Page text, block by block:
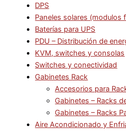
DPS
Paneles solares (modulos
Baterías para UPS
PDU – Distribución de
KVM, switches y consolas
Switches y conectividad
Gabinetes Rack
Accesorios para
Gabinetes – Racks
Gabinetes – Racks
Aire Acondicionado y